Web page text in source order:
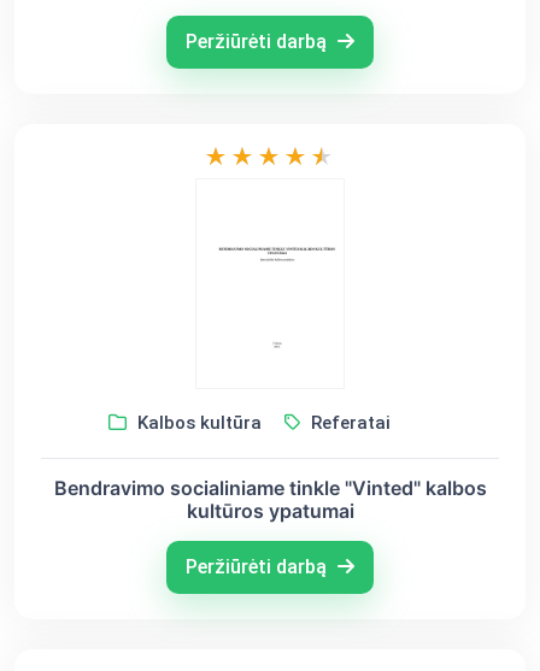
Peržiūrėti darbą
Kalbos kultūra Referatai
Bendravimo socialiniame tinkle "Vinted" kalbos
kultūros ypatumai
Peržiūrėti darbą